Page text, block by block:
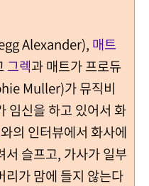
Alexander), 매트
그렉과 매트가 프로듀
Muller)가 뮤직비
임신을 하고 있어서 화
와의 인터뷰에서 화사에
서 슬프고, 가사가 일부
리가 맘에 들지 않는다